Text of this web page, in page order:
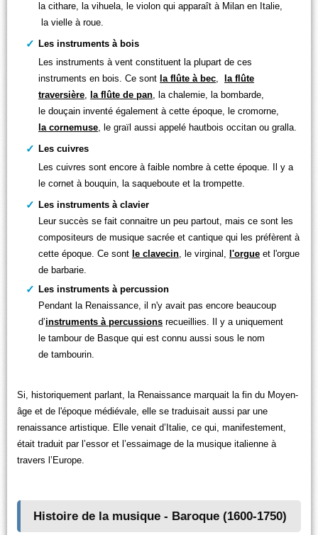
la cithare, la vihuela, le violon qui apparaît à Milan en Italie,
la vielle à roue.
Les instruments à bois
Les instruments à vent constituent la plupart de ces
instruments en bois. Ce sont la flûte à bec,
la flûte
traversière, la flûte de pan, la chalemie, la bombarde,
le douçain inventé également à cette époque, le cromorne,
la cornemuse, le graïl aussi appelé hautbois occitan ou gralla.
Les cuivres
Les cuivres sont encore à faible nombre à cette époque. Il y a
le cornet à bouquin, la saqueboute et la trompette.
Les instruments à clavier
Leur succès se fait connaitre un peu partout, mais ce sont les
compositeurs de musique sacrée et cantique qui les préfèrent à
cette époque. Ce sont le clavecin, le virginal, l'orgue et l'orgue
de barbarie.
Les instruments à percussion
Pendant la Renaissance, il n'y avait pas encore beaucoup
d’instruments à percussions recueillies. Il y a uniquement
le tambour de Basque qui est connu aussi sous le nom
de tambourin.
Si, historiquement parlant, la Renaissance marquait la fin du Moyen-
âge et de l'époque médiévale, elle se traduisait aussi par une
renaissance artistique. Elle venait d’Italie, ce qui, manifestement,
était traduit par l’essor et l’essaimage de la musique italienne à
travers l’Europe.
Histoire de la musique - Baroque (1600-1750)